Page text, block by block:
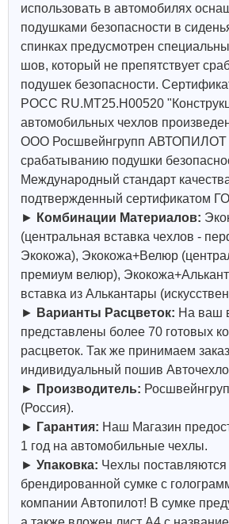
использовать в автомобилях
подушками безопасности в
спинках предусмотрен
шов, который не препятствует
подушек безопасности.
РОСС RU.МТ25.Н00520
автомобильных чехлов
ООО Росшвейнгрупп АВТОПИЛОТ
срабатыванию подушки
Международный стандарт
подтвержденный сертификатом
► Комбинации Материалов:
(центральная вставка чехлов -
Экокожа), Экокожа+Велюр
премиум велюр),
вставка из Алькантары
► Варианты Расцветок: На ваш
представлены более 70 готовых
расцветок. Так же принимаем
индивидуальный пошив
► Производитель:
(Россия).
► Гарантия: Наш Магазин
1 год на автомобильные чехлы.
► Упаковка: Чехлы
брендированной сумке с
компании Автопилот! В сумке